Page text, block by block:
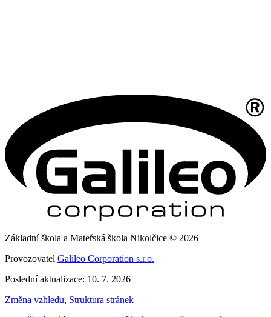
Základní škola a Mateřská škola Nikolčice © 2026
Provozovatel Galileo Corporation s.r.o.
Poslední aktualizace: 10. 7. 2026
Změna vzhledu, Struktura stránek